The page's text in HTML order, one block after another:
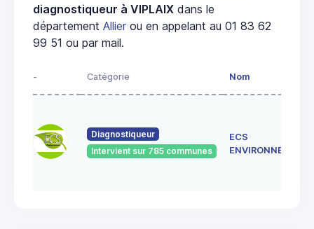
diagnostiqueur à VIPLAIX dans le
département Allier ou en appelant au 01 83 62
99 51 ou par mail.
- Catégorie Nom
Diagnostiqueur
Intervient sur 785 communes
ECS
ENVIRONNEMENT